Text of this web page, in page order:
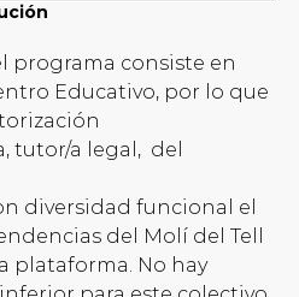
programa consiste en
Educativo, por lo que
tutor/a legal, del
diversidad funcional el
del Molí del Tell
plataforma. No hay